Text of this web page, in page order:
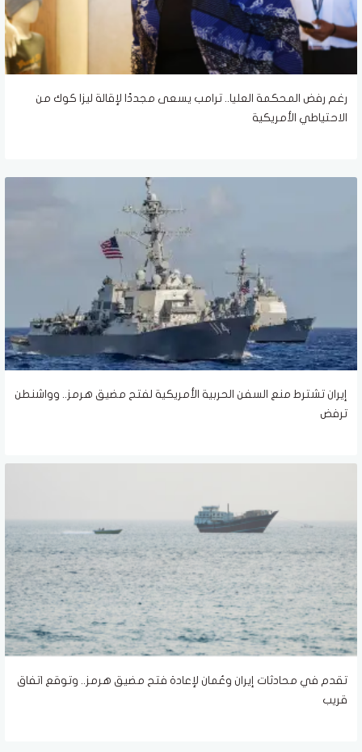
رغم رفض المحكمة العليا.. ترامب يسعى مجددًا لإقالة ليزا كوك من
الاحتياطي الأمريكية
إيران تشترط منع السفن الحربية الأمريكية لفتح مضيق هرمز.. وواشنطن
ترفض
تقدم في محادثات إيران وعُمان لإعادة فتح مضيق هرمز.. وتوقع اتفاق
قريب